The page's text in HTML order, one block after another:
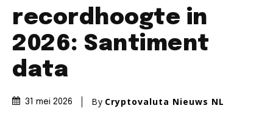
recordhoogte in
2026: Santiment
data
31 mei 2026 By Cryptovaluta Nieuws NL